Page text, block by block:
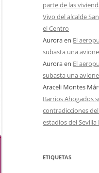
parte de las
Vivo del alcalde
el Centro
Auroraen El
subasta una
Auroraen El
subasta una
Araceli Montes
Barrios Ahogados
contradicciones
estadios del Sevilla
ETIQUETAS